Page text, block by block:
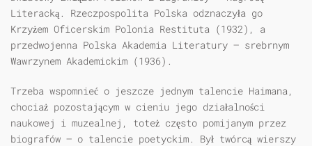
Literacką. Rzeczpospolita Polska odznaczyła go
Krzyżem Oficerskim Polonia Restituta (1932), a
przedwojenna Polska Akademia Literatury – srebrnym
Wawrzynem Akademickim (1936).
Trzeba wspomnieć o jeszcze jednym talencie Haimana,
chociaż pozostającym w cieniu jego działalności
naukowej i muzealnej, toteż często pomijanym przez
biografów – o talencie poetyckim. Był twórcą wierszy